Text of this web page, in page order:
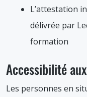
L’attestation
délivrée par
formation
Accessibilité
Les personnes en